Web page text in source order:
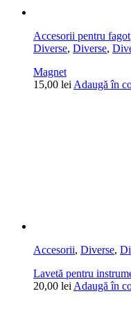
Accesorii pentru fagot
Diverse, Diverse,
Magnet
15,00 lei Adaugă în
Accesorii, Diverse,
Lavetă pentru
20,00 lei Adaugă în